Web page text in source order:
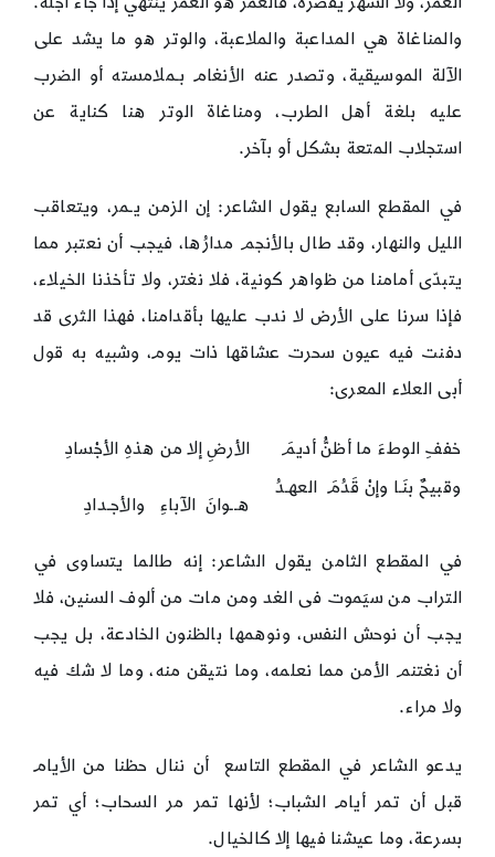
والمناغاة هي المداعبة والملاعبة، والوتر هو ما يشد على
الآلة الموسيقية، وتصدر عنه الأنغام بـملامسته أو الضرب
عليه بلغة أهل الطرب، ومناغاة الوتر هنا كناية عن
استجلاب المتعة بشكل أو بآخر.
في المقطع السابع يقول الشاعر: إن الزمن يـمر، ويتعاقب
الليل والنهار، وقد طال بالأنجم مدارُها، فيجب أن نعتبر مما
يتبدّى أمامنا من ظواهر كونية، فلا نغتر، ولا تأخذنا الخيلاء،
فإذا سرنا على الأرض لا ندب عليها بأقدامنا، فهذا الثرى قد
دفنت فيه عيون سحرت عشاقها ذات يوم، وشبيه به قول
أبى العلاء المعرى:
خففِ الوطءَ ما أظنُّ أديمَ
الأرضِ إلا من هذهِ الأجْسادِ
وقبيحٌ بنَـا وإنْ قَدُمَ العهـدُ
هــوانَ الآباءِ والأجـدادِ
في المقطع الثامن يقول الشاعر: إنه طالما يتساوى في
التراب من سيَموت فى الغد ومن مات من ألوف السنين، فلا
يجب أن نوحش النفس، ونوهمها بالظنون الخادعة، بل يجب
أن نغتنم الأمن مما نعلمه، وما نتيقن منه، وما لا شك فيه
ولا مراء.
يدعو الشاعر في المقطع التاسع أن ننال حظنا من الأيام
قبل أن تمر أيام الشباب؛ لأنها تمر مر السحاب؛ أي تمر
بسرعة، وما عيشنا فيها إلا كالخيال.